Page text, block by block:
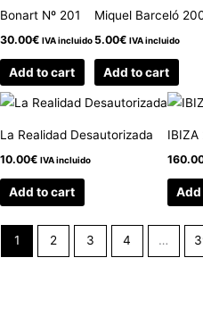
Bonart Nº 201
30.00€ IVA incluido
Add to cart
Miquel Barceló
5.00€ IVA incluido
Add to cart
La Realidad Desautorizada
10.00€ IVA incluido
Add to cart
IBIZA
1 2 3 4 …